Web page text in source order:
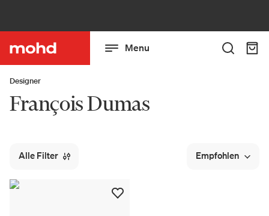
Menu
Designer
François Dumas
Alle Filter Empfohlen